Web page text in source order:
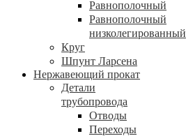
Равнополочный
Равнополочный
низколегированный
Круг
Шпунт Ларсена
Нержавеющий прокат
Детали
трубопровода
Отводы
Переходы